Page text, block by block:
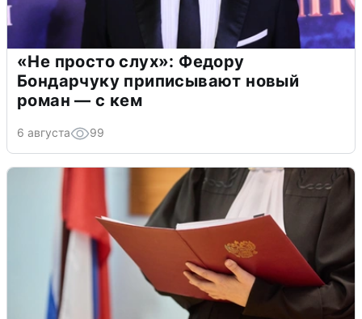
«Не просто слух»: Федору
Бондарчуку приписывают новый
роман — с кем
6 августа 99